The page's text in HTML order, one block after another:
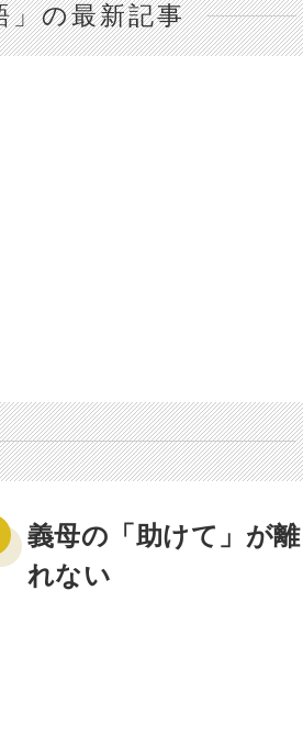
」の最新記事
義母の「助けて」が離
れない